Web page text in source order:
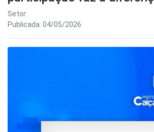
Setor:
Publicada: 04/05/2026